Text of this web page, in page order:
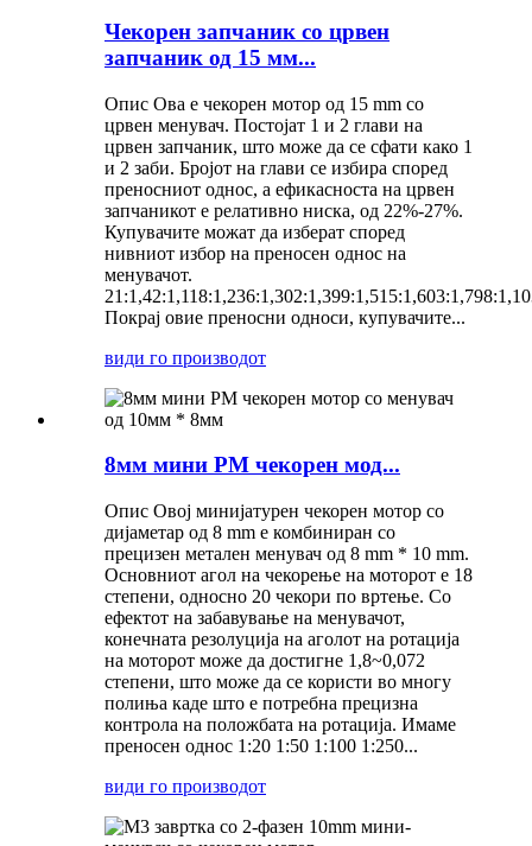
Чекорен запчаник со црвен
запчаник од 15 мм...
Опис Ова е чекорен мотор од 15 mm со
црвен менувач. Постојат 1 и 2 глави на
црвен запчаник, што може да се сфати како 1
и 2 заби. Бројот на глави се избира според
преносниот однос, а ефикасноста на црвен
запчаникот е релативно ниска, од 22%-27%.
Купувачите можат да изберат според
нивниот избор на преносен однос на
менувачот.
Покрај овие преносни односи, купувачите...
види го производот
8мм мини PM чекорен мод...
Опис Овој минијатурен чекорен мотор со
дијаметар од 8 mm е комбиниран со
прецизен метален менувач од 8 mm * 10 mm.
Основниот агол на чекорење на моторот е 18
степени, односно 20 чекори по вртење. Со
ефектот на забавување на менувачот,
конечната резолуција на аголот на ротација
на моторот може да достигне 1,8~0,072
степени, што може да се користи во многу
полиња каде што е потребна прецизна
контрола на положбата на ротација. Имаме
преносен однос 1:20 1:50 1:100 1:250...
види го производот